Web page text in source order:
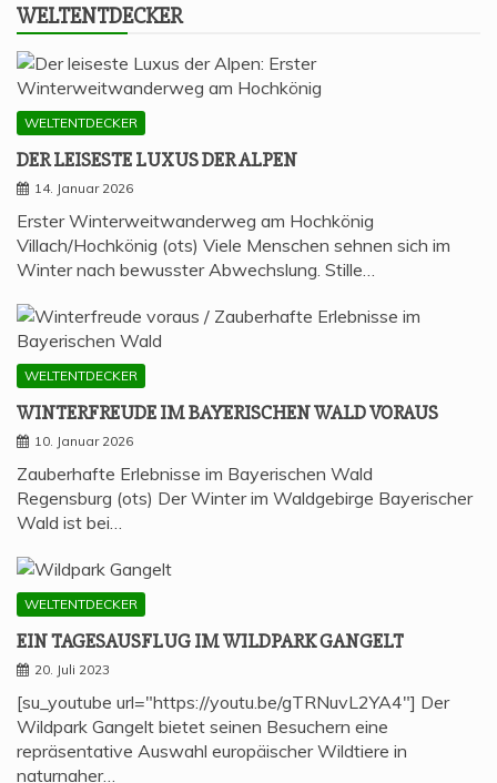
WELT­ENT­DE­CKER
WELTENTDECKER
DER LEI­SES­TE LUXUS DER ALPEN
14. Januar 2026
Erster Winterweitwanderweg am Hochkönig
Villach/Hochkönig (ots) Viele Menschen sehnen sich im
Winter nach bewusster Abwechslung. Stille…
WELTENTDECKER
WIN­TER­FREU­DE IM BAYE­RI­SCHEN WALD VORAUS
10. Januar 2026
Zauberhafte Erlebnisse im Bayerischen Wald
Regensburg (ots) Der Winter im Waldgebirge Bayerischer
Wald ist bei…
WELTENTDECKER
EIN TAGES­AUS­FLUG IM WILD­PARK GANGELT
20. Juli 2023
[su_youtube url="https://youtu.be/gTRNuvL2YA4"] Der
Wildpark Gangelt bietet seinen Besuchern eine
repräsentative Auswahl europäischer Wildtiere in
naturnaher…